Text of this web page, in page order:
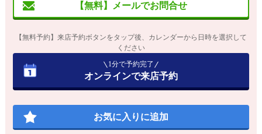
【無料】メールでお問合せ
【無料予約】来店予約ボタンをタップ後、カレンダーから日時を選択して
ください
1分で予約完了
オンラインで来店予約
お気に入りに追加